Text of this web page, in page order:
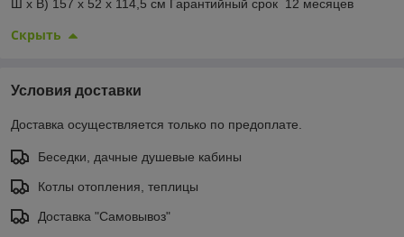
Ш x В) 157 x 52 x 114,5 см Гарантийный срок 12 месяцев
Скрыть
Условия доставки
Доставка осуществляется только по предоплате.
Беседки, дачные душевые кабины
Котлы отопления, теплицы
Доставка "Самовывоз"